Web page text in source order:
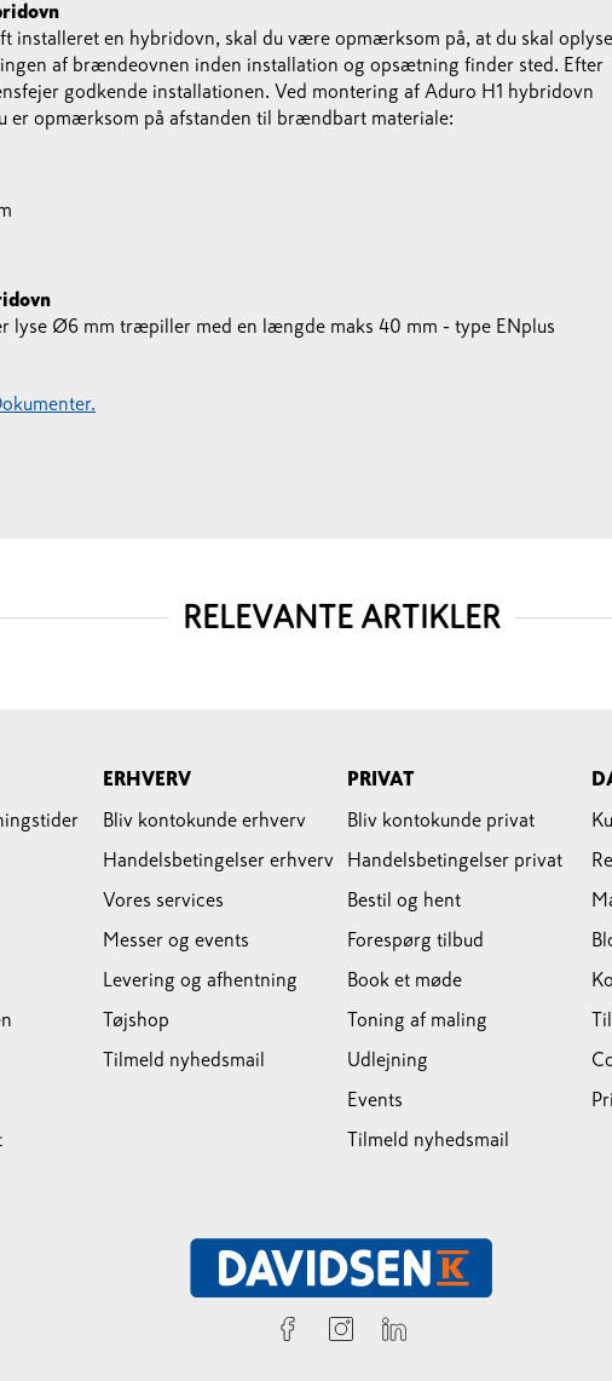
installeret en hybridovn, skal du være opmærksom på, at du skal oplyse
af brændeovnen inden installation og opsætning finder sted. Efter
godkende installationen. Ved montering af Aduro H1 hybridovn
er opmærksom på afstanden til brændbart materiale:
lyse Ø6 mm træpiller med en længde maks 40 mm - type ENplus
RELEVANTE ARTIKLER
ERHVERV
Bliv kontokunde erhverv
Handelsbetingelser erhverv
Vores services
Messer og events
Levering og afhentning
Tøjshop
Tilmeld nyhedsmail
PRIVAT
Bliv kontokunde privat
Handelsbetingelser privat
Bestil og hent
Forespørg tilbud
Book et møde
Toning af maling
Udlejning
Events
Tilmeld nyhedsmail